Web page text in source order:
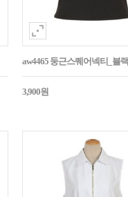
aw4465 둥근스퀘어넥티_블랙
3,900원